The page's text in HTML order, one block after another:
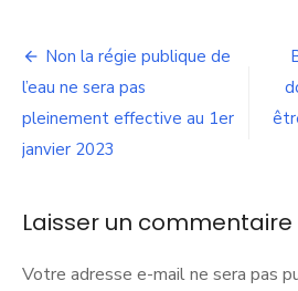
des
sont…
Navigation
de
l’article
Non la régie publique de
l’eau ne sera pas
pleinement effective au 1er
janvier 2023
Laisser un commentaire
Votre adresse e-mail ne sera pas